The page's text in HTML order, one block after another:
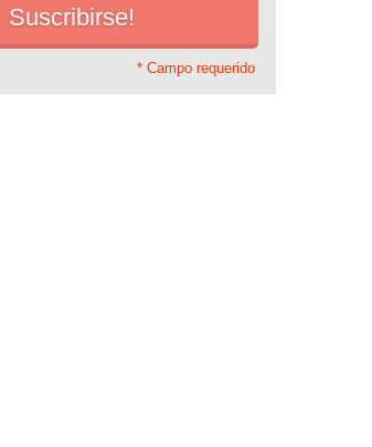
* Campo requerido